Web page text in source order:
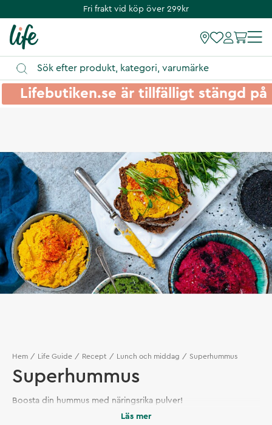
Fri frakt vid köp över 299kr
Lifebutiken.se är tillfälligt stängd
Hem Life Guide Recept Lunch och middag Superhummus
Superhummus
Boosta din hummus med näringsrika pulver!
Läs mer